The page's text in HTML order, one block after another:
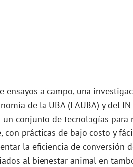
ensayos a campo, una
de la UBA (FAUBA) y del
un conjunto de tecnologías
con prácticas de bajo costo y
la eficiencia de conversión
al bienestar animal en